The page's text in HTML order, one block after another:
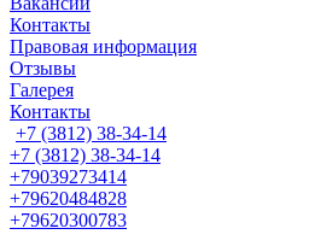
Контакты
Правовая информация
Отзывы
Галерея
Контакты
+7 (3812) 38-34-14
+7 (3812) 38-34-14
+79039273414
+79620484828
+79620300783